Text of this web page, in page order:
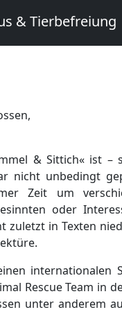
& Tierbefreiung
& Sittich« ist
nicht unbedingt
Zeit um
oder
zuletzt in Texten
internationalen
Rescue Team in
unter anderem